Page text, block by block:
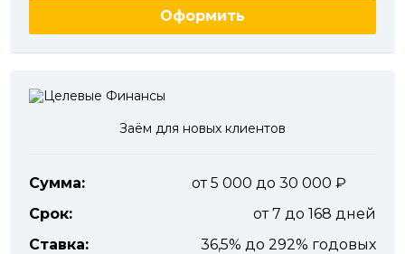
Оформить
Заём для новых клиентов
Сумма:
от 5 000 до 30 000
Срок:
от 7 до 168 дней
Ставка:
36,5% до 292% годовых